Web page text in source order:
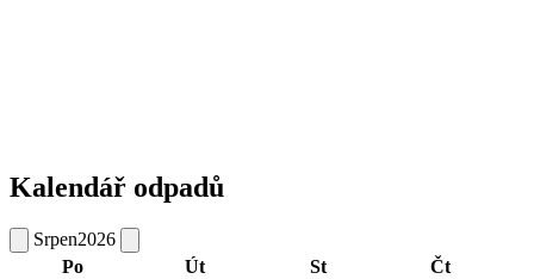
Kalendář odpadů
Srpen2026
Po
Út St Čt